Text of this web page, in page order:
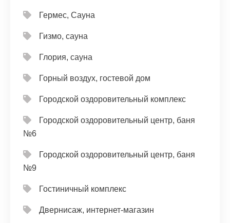
Гермес, Сауна
Гизмо, сауна
Глория, сауна
Горный воздух, гостевой дом
Городской оздоровительный комплекс
Городской оздоровительный центр, баня
№6
Городской оздоровительный центр, баня
№9
Гостиничный комплекс
Двернисаж, интернет-магазин